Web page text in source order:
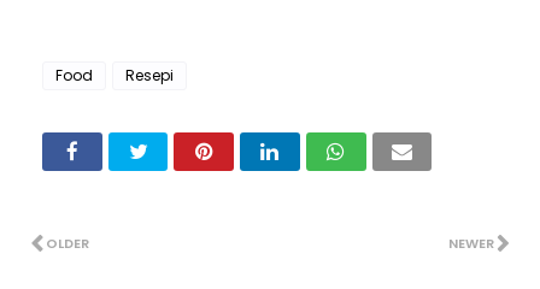
Food Resepi
NEWER
OLDER